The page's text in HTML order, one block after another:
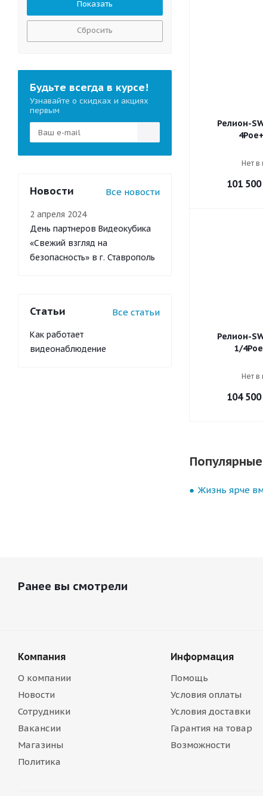
Релион-
Нет в
101 500
Релион-
1/
Нет в
104 500
Жизнь ярче
Сбросить
Будьте всегда в курсе!
Узнавайте о скидках и акциях
первым
Новости Все новости
2 апреля 2024
День партнеров Видеокубика
«Свежий взгляд на
безопасность» в г. Ставрополь
Статьи Все статьи
Как работает
видеонаблюдение
Ранее вы смотрели
Компания
О компании
Новости
Сотрудники
Вакансии
Магазины
Политика
Информация
Помощь
Условия оплаты
Условия доставки
Гарантия на товар
Возможности